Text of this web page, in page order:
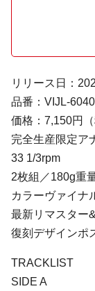
リリース日：
品番：VIJL-
価格：7,150円（
完全生産限定ア
33 1/3rpm
2枚組／180g重
カラーヴァイナ
最新リマスター
復刻デザインポ
TRACKLIST
SIDE A